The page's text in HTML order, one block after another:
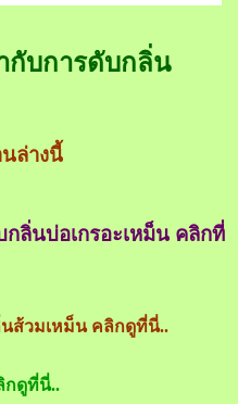
กับการดับกลิ่น
ล่างนี้
ลิ่นบ่อเกรอะเหม็น คลิกที่
ส้วมเหม็น คลิกดูที่นี่..
กดูที่นี่..